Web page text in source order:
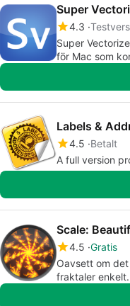
Super
4.3
Super
för Mac som
Labels &
4.5 Betalt
A full version
Scale:
4.5 Gratis
Oavsett om
fraktaler enkelt.